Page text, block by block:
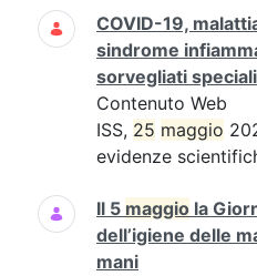
COVID-19,
sindrome
sorvegliati speciali
Contenuto Web
ISS, 25 maggio
evidenze
Il 5 maggio la
dell’igiene delle
mani